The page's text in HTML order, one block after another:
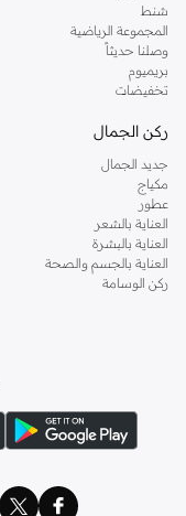
شنط
المجموعة الرياضية
وصلنا حديثاً
بريميوم
تخفيضات
ركن الجمال
جديد الجمال
مكياج
عطور
العناية بالشعر
العناية بالبشرة
العناية بالجسم والصحة
ركن الوسامة